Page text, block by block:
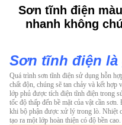
Sơn tĩnh điện
nhanh không
Sơn tĩnh điện là
Quá trình sơn tĩnh điện sử dụng hỗn
chất độn, chúng sẽ tan chảy và kết
lớp phủ được tích điện tĩnh điện trong
tốc độ thấp đến bề mặt của vật cần
khi bộ phận được xử lý trong lò. Nhiệt
tạo ra một lớp hoàn thiện có độ bền cao.